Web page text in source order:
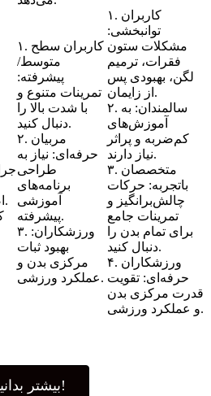
اصلاح وضعیت بدن.
۱. کاربران سطح
متوسط/
پیشرفته:
تمرینات متنوع و
با شدت بالا را
دنبال کنید.
۲. مربیان
حرفه‌ای: نیاز به
طراحی
برنامه‌های
آموزشی
پیشرفته.
۳. ورزشکاران:
بهبود ثبات
مرکزی بدن و
عملکرد ورزشی.
۱. کاربران
توانبخشی:
مشکلات ستون
فقرات، ترمیم
لگن، بهبودی پس
از زایمان.
۲. سالمندان: به
آموزش‌های
کم‌ضربه و پراثر
نیاز دارند.
۳. متخصصان
باتجربه: حرکات
چالش‌برانگیز و
تمرینات جامع
برای تمام بدن را
دنبال کنید.
۴. ورزشکاران
حرفه‌ای: تقویت
قدرت مرکزی بدن
و عملکرد ورزشی.
بیشتر بدانید!